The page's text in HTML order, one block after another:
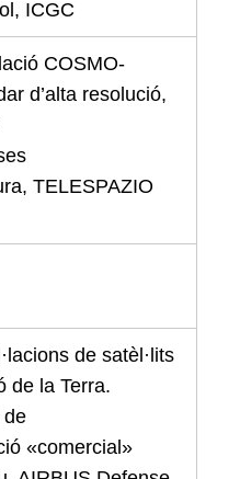
ICGC
COSMO-
d’alta resolució,
TELESPAZIO
de satèl·lits
de la Terra.
de
«comercial»